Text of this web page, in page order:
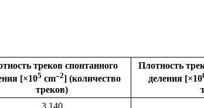
треков спонтанного
[×105 cm–2] (количество
треков)
Плотность
деления [×10